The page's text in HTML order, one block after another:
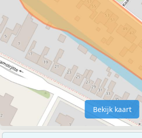
Bekijk kaart